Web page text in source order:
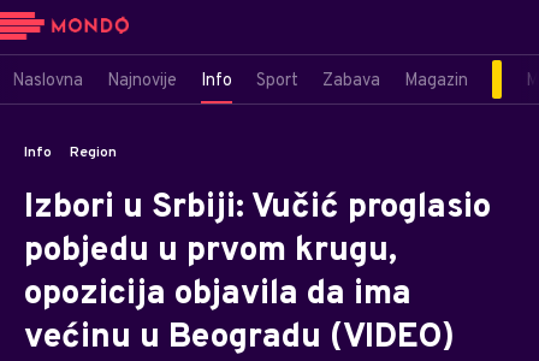
Naslovna Najnovije Info Sport Zabava Magazin
Info Region
Izbori u Srbiji: Vučić proglasio
pobjedu u prvom krugu,
opozicija objavila da ima
većinu u Beogradu (VIDEO)